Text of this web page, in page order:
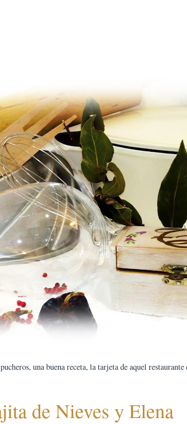
una buena receta, la tarjeta de aquel
de Nieves y Elena